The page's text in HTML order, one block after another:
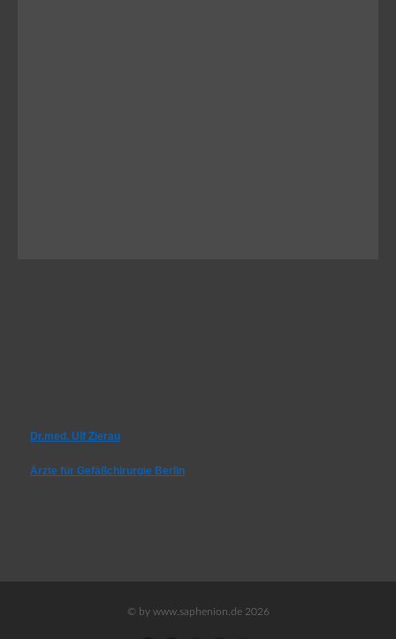
Dr.med. Ulf Zierau
Ärzte für Gefäßchirurgie Berlin
© by www.saphenion.de 2026